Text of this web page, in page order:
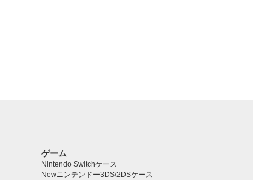
ゲーム
Nintendo Switchケース
Newニンテンドー3DS/2DSケース